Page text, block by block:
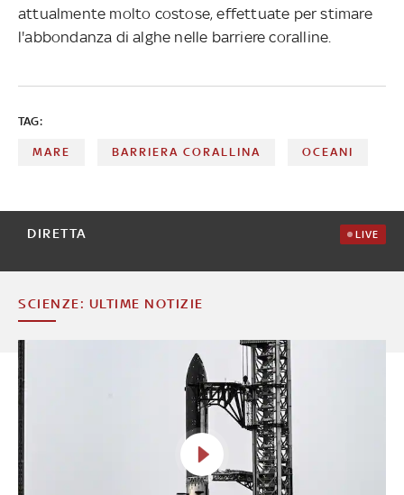
attualmente molto costose, effettuate per stimare
l'abbondanza di alghe nelle barriere coralline.
TAG:
MARE BARRIERA CORALLINA OCEANI
DIRETTA LIVE
SCIENZE: ULTIME NOTIZIE